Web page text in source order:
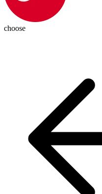
choose